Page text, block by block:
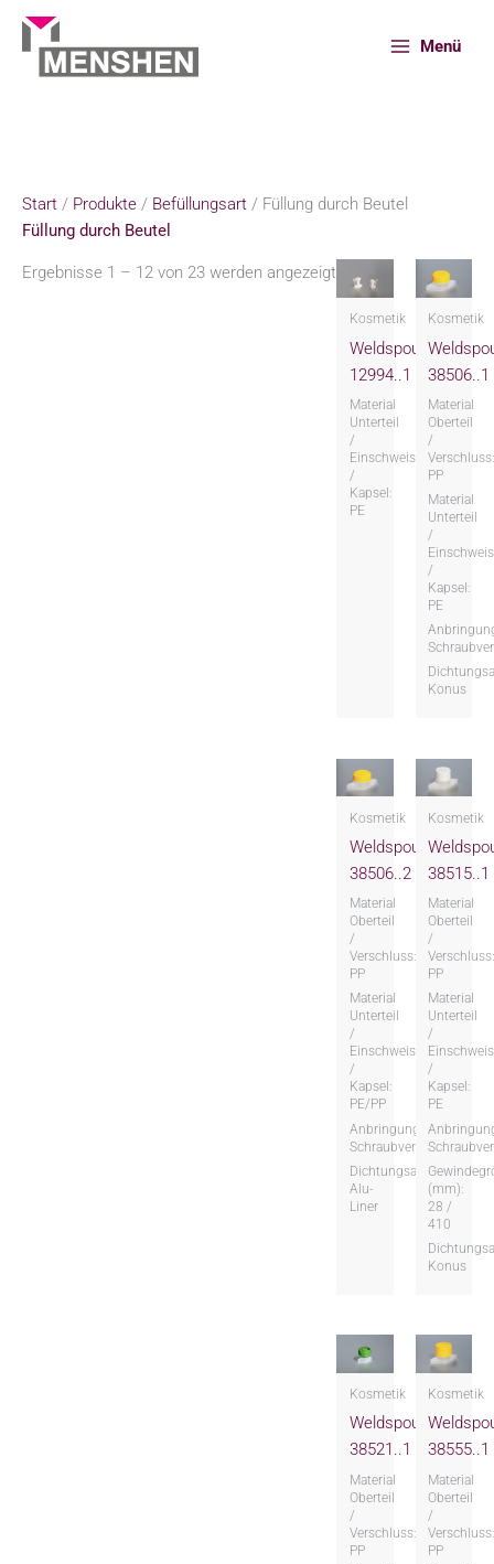
Zum
springen
Menü
Start / Produkte / Befüllungsart / Füllung durch Beutel
Füllung durch Beutel
Ergebnisse 1 – 12 von 23 werden angezeigt
Kosmetik
Weldspout
12994..1
Material
Unterteil
/
Einschweissteil
/
Kapsel:
PE
Kosmetik
38506..1
Material
Oberteil
/
PP
Material
Unterteil
/
/
Kapsel:
PE
Konus
Kosmetik
Weldspout
38506..2
Material
Oberteil
/
Verschluss:
PP
Material
Unterteil
/
Einschweissteil
/
Kapsel:
PE/PP
Anbringungsart:
Schraubversion
Dichtungsart:
Alu-
Liner
Kosmetik
38515..1
Material
Oberteil
/
PP
Material
Unterteil
/
/
Kapsel:
PE
(mm):
28 /
410
Konus
Kosmetik
Weldspout
38521..1
Material
Oberteil
/
Verschluss:
PP
Kosmetik
38555..1
Material
Oberteil
/
PP